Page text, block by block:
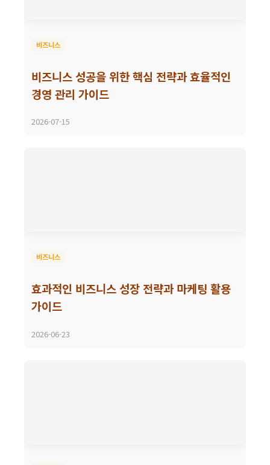
비즈니스
비즈니스 성공을 위한 핵심 전략과 효율적인
경영 관리 가이드
2026-07-15
비즈니스
효과적인 비즈니스 성장 전략과 마케팅 활용
가이드
2026-06-23